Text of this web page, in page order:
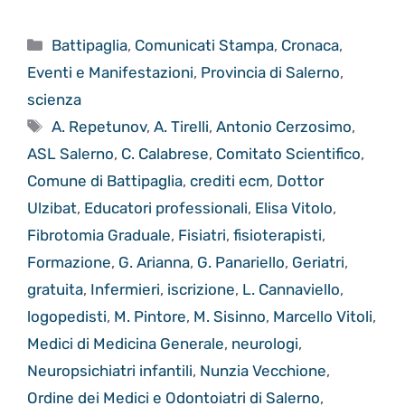
Categorie
Battipaglia, Comunicati Stampa, Cronaca,
Eventi e Manifestazioni, Provincia di Salerno,
scienza
Tag
A. Repetunov,A. Tirelli,Antonio Cerzosimo,
ASL Salerno, C. Calabrese, Comitato Scientifico,
Comune di Battipaglia, crediti ecm, Dottor
Ulzibat, Educatori professionali, Elisa Vitolo,
Fibrotomia Graduale, Fisiatri, fisioterapisti,
Formazione, G. Arianna, G. Panariello, Geriatri,
gratuita, Infermieri, iscrizione, L. Cannaviello,
logopedisti, M. Pintore, M. Sisinno, Marcello Vitoli,
Medici di Medicina Generale, neurologi,
Neuropsichiatri infantili, Nunzia Vecchione,
Ordine dei Medici e Odontoiatri di Salerno,